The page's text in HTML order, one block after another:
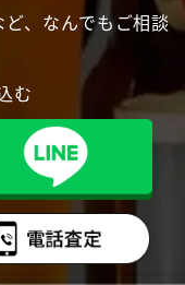
、なんでもご相談
む